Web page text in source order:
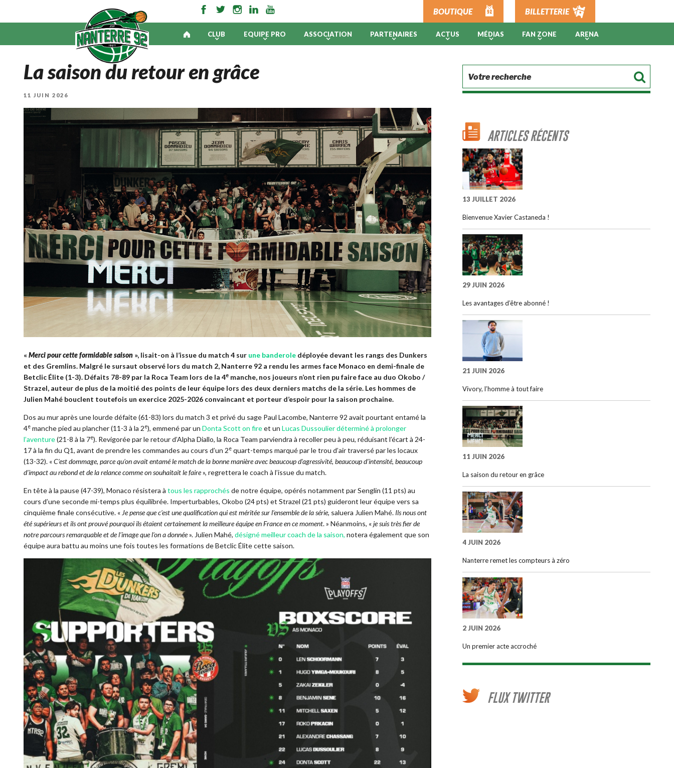
BOUTIQUE BILLETTERIE
CLUB EQUIPE PRO ASSOCIATION PARTENAIRES ACTUS MÉDIAS FAN ZONE ARENA
La saison du retour en grâce
PUBLIÉ
11 JUIN 2026
« Merci pour cette formidable saison », lisait-on à l’issue du match 4 sur une banderole déployée devant les rangs des Dunkers
et des Gremlins. Malgré le sursaut observé lors du match 2, Nanterre 92 a rendu les armes face Monaco en demi-finale de
Betclic Élite (1-3). Défaits 78-89 par la Roca Team lors de la 4e manche, nos joueurs n’ont rien pu faire face au duo Okobo /
Strazel, auteur de plus de la moitié des points de leur équipe lors des deux derniers matchs de la série. Les hommes de
Julien Mahé bouclent toutefois un exercice 2025-2026 convaincant et porteur d’espoir pour la saison prochaine.
Dos au mur après une lourde défaite (61-83) lors du match 3 et privé du sage Paul Lacombe, Nanterre 92 avait pourtant entamé la
4e manche pied au plancher (11-3 à la 2e), emmené par un Donta Scott on fireet un Lucas Dussoulier déterminé à prolonger
l’aventure(21-8 à la 7e). Revigorée par le retour d’Alpha Diallo, la Roca Team parviendra à recoller peu à peu, réduisant l’écart à 24-
17 à la fin du Q1, avant de prendre les commandes au cours d’un 2e quart-temps marqué par le trou d’air traversé par les locaux
(13-32). «C’est dommage, parce qu’on avait entamé le match de la bonne manière avec beaucoup d’agressivité, beaucoup d’intensité, beaucoup
d’impact au rebond et de la relance comme on souhaitait le faire», regrettera le coach à l’issue du match.
En tête à la pause (47-39), Monaco résistera à tous les rapprochés de notre équipe, opérés notamment par Senglin (11 pts) au
cours d’une seconde mi-temps plus équilibrée. Imperturbables, Okobo (24 pts) et Strazel (21 pts) guideront leur équipe vers sa
cinquième finale consécutive. « Je pense que c’est une qualification qui est méritée sur l’ensemble de la série, saluera Julien Mahé. Ils nous ont
été supérieurs et ils ont prouvé pourquoi ils étaient certainement la meilleure équipe en France en ce moment. » Néanmoins, «je suis très fier de
notre parcours remarquable et de l’image que l’on a donnée». Julien Mahé, désigné meilleur coach de la saison, notera également que son
équipe aura battu au moins une fois toutes les formations de Betclic Élite cette saison.
ARTICLES RÉCENTS
13 JUILLET 2026
Bienvenue Xavier Castaneda !
29 JUIN 2026
Les avantages d’être abonné !
21 JUIN 2026
Vivory, l’homme à tout faire
11 JUIN 2026
La saison du retour en grâce
4 JUIN 2026
Nanterre remet les compteurs à zéro
2 JUIN 2026
Un premier acte accroché
FLUX TWITTER